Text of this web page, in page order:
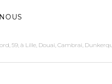
59, à Lille, Douai, Cambrai,